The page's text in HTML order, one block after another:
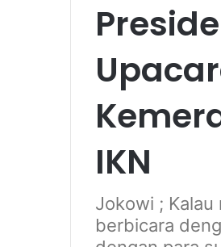
IKN
Jokowi ;
berbicara